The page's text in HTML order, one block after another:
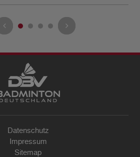
Datenschutz
Impressum
Sitemap